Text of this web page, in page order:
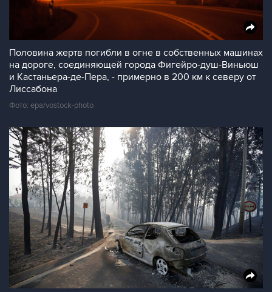
Половина жертв погибли в огне в собственных машинах
на дороге, соединяющей города Фигейро-душ-Виньюш
и Кастаньера-де-Пера, - примерно в 200 км к северу от
Лиссабона
Фото: epa/vostock-photo